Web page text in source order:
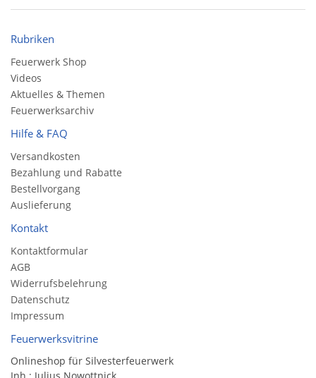
Rubriken
Feuerwerk Shop
Videos
Aktuelles & Themen
Feuerwerksarchiv
Hilfe & FAQ
Versandkosten
Bezahlung und Rabatte
Bestellvorgang
Auslieferung
Kontakt
Kontaktformular
AGB
Widerrufsbelehrung
Datenschutz
Impressum
Feuerwerksvitrine
Onlineshop für Silvesterfeuerwerk